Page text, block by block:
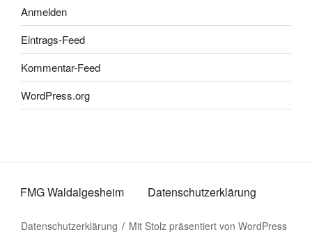
Anmelden
Eintrags-Feed
Kommentar-Feed
WordPress.org
FMG Waldalgesheim Datenschutzerklärung
Datenschutzerklärung Mit Stolz präsentiert von WordPress